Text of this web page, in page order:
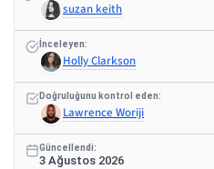
suzan keith
İnceleyen:
Holly Clarkson
Doğruluğunu kontrol eden:
Lawrence Woriji
Güncellendi:
3 Ağustos 2026